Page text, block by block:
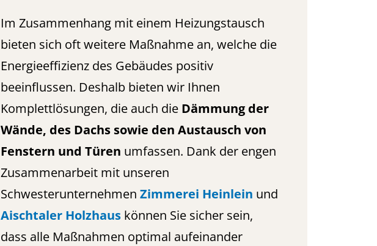
Im Zusammenhang mit einem Heizungstausch
bieten sich oft weitere Maßnahme an, welche die
Energieeffizienz des Gebäudes positiv
beeinflussen. Deshalb bieten wir Ihnen
Komplettlösungen, die auch die Dämmung der
Wände, des Dachs sowie den Austausch von
Fenstern und Türen umfassen. Dank der engen
Zusammenarbeit mit unseren
Schwesterunternehmen Zimmerei Heinlein und
Aischtaler Holzhaus können Sie sicher sein,
dass alle Maßnahmen optimal aufeinander